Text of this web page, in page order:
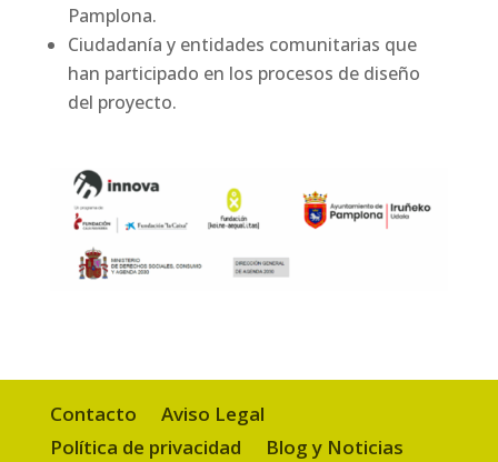
Pamplona.
Ciudadanía y entidades comunitarias que
han participado en los procesos de diseño
del proyecto.
Contacto
Aviso Legal
Política de privacidad
Blog y Noticias